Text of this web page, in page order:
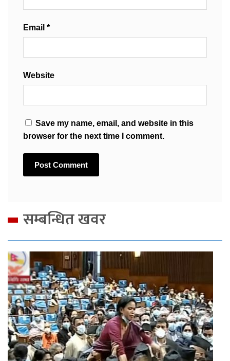
Email *
Website
Save my name, email, and website in this
browser for the next time I comment.
सम्बन्धित खवर